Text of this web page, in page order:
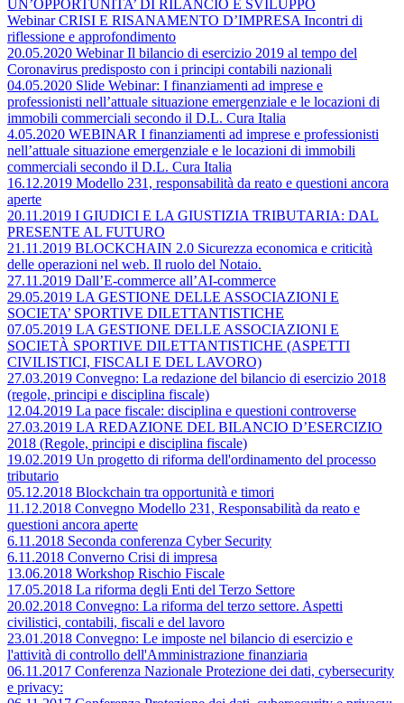
UN’OPPORTUNITA’ DI RILANCIO E SVILUPPO
Webinar CRISI E RISANAMENTO D’IMPRESA Incontri di
riflessione e approfondimento
20.05.2020 Webinar Il bilancio di esercizio 2019 al tempo del
Coronavirus predisposto con i principi contabili nazionali
04.05.2020 Slide Webinar: I finanziamenti ad imprese e
professionisti nell’attuale situazione emergenziale e le locazioni di
immobili commerciali secondo il D.L. Cura Italia
4.05.2020 WEBINAR I finanziamenti ad imprese e professionisti
nell’attuale situazione emergenziale e le locazioni di immobili
commerciali secondo il D.L. Cura Italia
16.12.2019 Modello 231, responsabilità da reato e questioni ancora
aperte
20.11.2019 I GIUDICI E LA GIUSTIZIA TRIBUTARIA: DAL
PRESENTE AL FUTURO
21.11.2019 BLOCKCHAIN 2.0 Sicurezza economica e criticità
delle operazioni nel web. Il ruolo del Notaio.
27.11.2019 Dall’E-commerce all’AI-commerce
29.05.2019 LA GESTIONE DELLE ASSOCIAZIONI E
SOCIETA’ SPORTIVE DILETTANTISTICHE
07.05.2019 LA GESTIONE DELLE ASSOCIAZIONI E
SOCIETÀ SPORTIVE DILETTANTISTICHE (ASPETTI
CIVILISTICI, FISCALI E DEL LAVORO)
27.03.2019 Convegno: La redazione del bilancio di esercizio 2018
(regole, principi e disciplina fiscale)
12.04.2019 La pace fiscale: disciplina e questioni controverse
27.03.2019 LA REDAZIONE DEL BILANCIO D’ESERCIZIO
2018 (Regole, principi e disciplina fiscale)
19.02.2019 Un progetto di riforma dell'ordinamento del processo
tributario
05.12.2018 Blockchain tra opportunità e timori
11.12.2018 Convegno Modello 231, Responsabilità da reato e
questioni ancora aperte
6.11.2018 Seconda conferenza Cyber Security
6.11.2018 Converno Crisi di impresa
13.06.2018 Workshop Rischio Fiscale
17.05.2018 La riforma degli Enti del Terzo Settore
20.02.2018 Convegno: La riforma del terzo settore. Aspetti
civilistici, contabili, fiscali e del lavoro
23.01.2018 Convegno: Le imposte nel bilancio di esercizio e
l'attività di controllo dell'Amministrazione finanziaria
06.11.2017 Conferenza Nazionale Protezione dei dati, cybersecurity
e privacy: